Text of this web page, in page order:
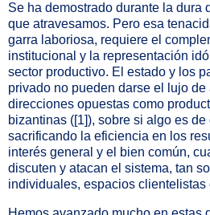
Se ha demostrado durante la dura
que atravesamos. Pero esa
garra laboriosa, requiere el
institucional y la representación
sector productivo. El estado y los
privado no pueden darse el lujo
direcciones opuestas como
bizantinas ([1]), sobre si algo es
sacrificando la eficiencia en los
interés general y el bien común,
discuten y atacan el sistema, tan
individuales, espacios clientelistas